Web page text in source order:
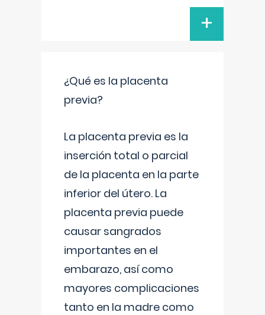
+
¿Qué es la placenta
previa?
La placenta previa es la
inserción total o parcial
de la placenta en la parte
inferior del útero. La
placenta previa puede
causar sangrados
importantes en el
embarazo, así como
mayores complicaciones
tanto en la madre como